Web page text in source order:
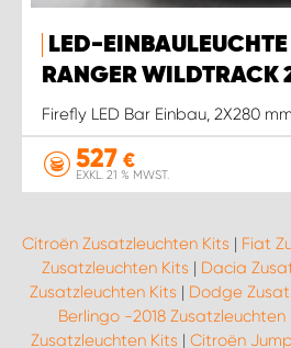
LED-
RANGER WILDTRACK
Firefly LED Bar Einbau, 2X280
527 €
EXKL. 21 % MWST.
Citroën Zusatzleuchten Kits | Fiat
Zusatzleuchten Kits | Dacia
Zusatzleuchten Kits | Dodge
Berlingo -2018 Zusatzleuchten
Zusatzleuchten Kits | Citroën